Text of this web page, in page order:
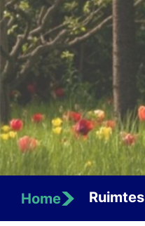
Skip
to
the
content
Home Ruimtes